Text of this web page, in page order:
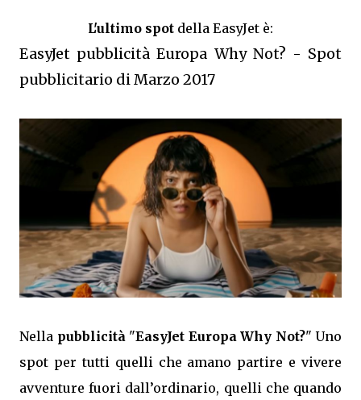
L'ultimo spot della EasyJet è:
EasyJet pubblicità Europa Why Not? - Spot
pubblicitario di Marzo 2017
Nella pubblicità"EasyJet Europa Why Not?" Uno
spot per tutti quelli che amano partire e vivere
avventure fuori dall’ordinario, quelli che quando